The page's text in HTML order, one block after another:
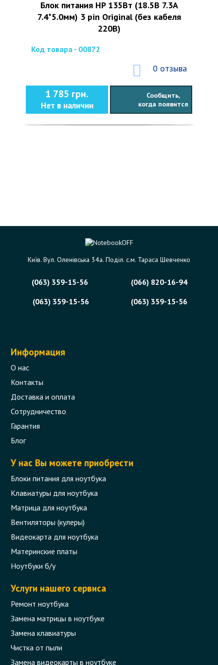
Блок питания HP 135Вт (18.5В 7.3А
7.4*5.0мм) 3 pin Original (без кабеля
220В)
Код товара - 00872
0 отзыва
1 785 грн.
Нет в наличии
Сообщить,
когда появится
Київ. Вул. Оленівська 34а. Поділ. с.м. Тараса Шевченко
(063) 359-15-56
(066) 820-16-94
(063) 359-15-56
(063) 359-15-56
Информация
О нас
Контакты
Доставка и оплата
Сотрудничество
Гарантия
Блог
У нас Вы можете приобрести
Блоки питания для ноутбука
Клавиатуры для ноутбука
Матрица для ноутбука
Вентиляторы (кулеры)
Видеокарта для ноутбука
Материнские платы
Ноутбуки б/у
Услуги нашего сервиса
Ремонт ноутбука
Замена матрицы в ноутбуке
Замена клавиатуры
Чистка от пыли
Замена видеокарты в ноутбуке